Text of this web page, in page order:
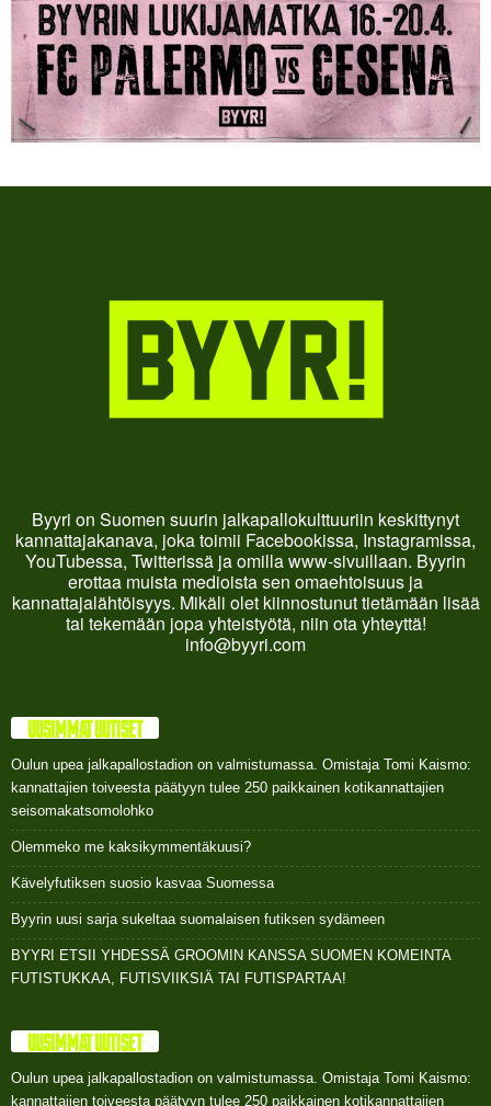
Byyri on Suomen suurin jalkapallokulttuuriin keskittynyt
kannattajakanava, joka toimii Facebookissa, Instagramissa,
YouTubessa, Twitterissä ja omilla www-sivuillaan. Byyrin
erottaa muista medioista sen omaehtoisuus ja
kannattajalähtöisyys. Mikäli olet kiinnostunut tietämään lisää
tai tekemään jopa yhteistyötä, niin ota yhteyttä!
info@byyri.com
UUSIMMAT UUTISET
Oulun upea jalkapallostadion on valmistumassa. Omistaja Tomi Kaismo:
kannattajien toiveesta päätyyn tulee 250 paikkainen kotikannattajien
seisomakatsomolohko
Olemmeko me kaksikymmentäkuusi?
Kävelyfutiksen suosio kasvaa Suomessa
Byyrin uusi sarja sukeltaa suomalaisen futiksen sydämeen
BYYRI ETSII YHDESSÄ GROOMIN KANSSA SUOMEN KOMEINTA
FUTISTUKKAA, FUTISVIIKSIÄ TAI FUTISPARTAA!
UUSIMMAT UUTISET
Oulun upea jalkapallostadion on valmistumassa. Omistaja Tomi Kaismo:
kannattajien toiveesta päätyyn tulee 250 paikkainen kotikannattajien